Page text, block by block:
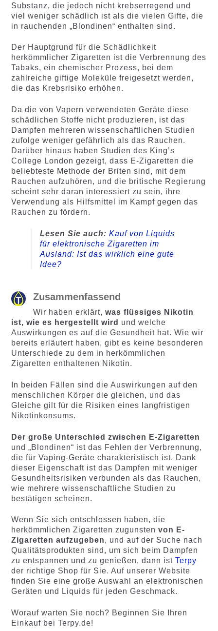
Substanz, die jedoch nicht krebserregend und
viel weniger schädlich ist als die vielen Gifte, die
in rauchenden „Blondinen“ enthalten sind.
Der Hauptgrund für die Schädlichkeit
herkömmlicher Zigaretten ist die Verbrennung des
Tabaks, ein chemischer Prozess, bei dem
zahlreiche giftige Moleküle freigesetzt werden,
die das Krebsrisiko erhöhen.
Da die von Vapern verwendeten Geräte diese
schädlichen Stoffe nicht produzieren, ist das
Dampfen mehreren wissenschaftlichen Studien
zufolge weniger gefährlich als das Rauchen.
Darüber hinaus haben Studien des King’s
College London gezeigt, dass E-Zigaretten die
beliebteste Methode der Briten sind, mit dem
Rauchen aufzuhören, und die britische Regierung
scheint sehr daran interessiert zu sein, ihre
Verwendung als Hilfsmittel im Kampf gegen das
Rauchen zu fördern.
Lesen Sie auch: Kauf von Liquids
für elektronische Zigaretten im
Ausland: Ist das wirklich eine gute
Idee?
Zusammenfassend
Wir haben erklärt, was flüssiges Nikotin
ist, wie es hergestellt wird und welche
Auswirkungen es auf die Gesundheit hat. Wie wir
bereits erläutert haben, gibt es keine besonderen
Unterschiede zu dem in herkömmlichen
Zigaretten enthaltenen Nikotin.
In beiden Fällen sind die Auswirkungen auf den
menschlichen Körper die gleichen, und das
Gleiche gilt für die Risiken eines langfristigen
Nikotinkonsums.
Der große Unterschied zwischen E-Zigaretten
und „Blondinen“ ist das Fehlen der Verbrennung,
die für Vaping-Geräte charakteristisch ist. Dank
dieser Eigenschaft ist das Dampfen mit weniger
Gesundheitsrisiken verbunden als das Rauchen,
wie mehrere wissenschaftliche Studien zu
bestätigen scheinen.
Wenn Sie sich entschlossen haben, die
herkömmlichen Zigaretten zugunsten von E-
Zigaretten aufzugeben, und auf der Suche nach
Qualitätsprodukten sind, um sich beim Dampfen
zu entspannen und zu genießen, dann ist Terpy
der richtige Shop für Sie. Auf unserer Website
finden Sie eine große Auswahl an elektronischen
Geräten und Liquids für jeden Geschmack.
Worauf warten Sie noch? Beginnen Sie Ihren
Einkauf bei Terpy.de!